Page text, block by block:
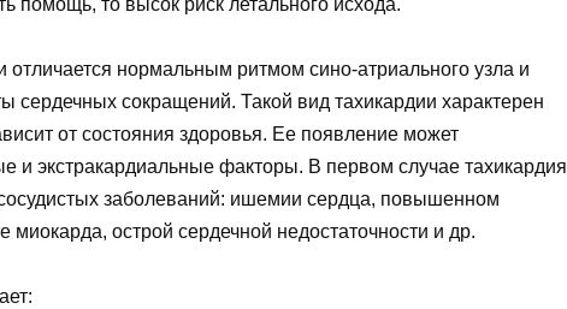
отличается нормальным ритмом сино-атриального узла и
сердечных сокращений. Такой вид тахикардии характерен
от состояния здоровья. Ее появление может
и экстракардиальные факторы. В первом случае тахикардия
заболеваний: ишемии сердца, повышенном
острой сердечной недостаточности и др.